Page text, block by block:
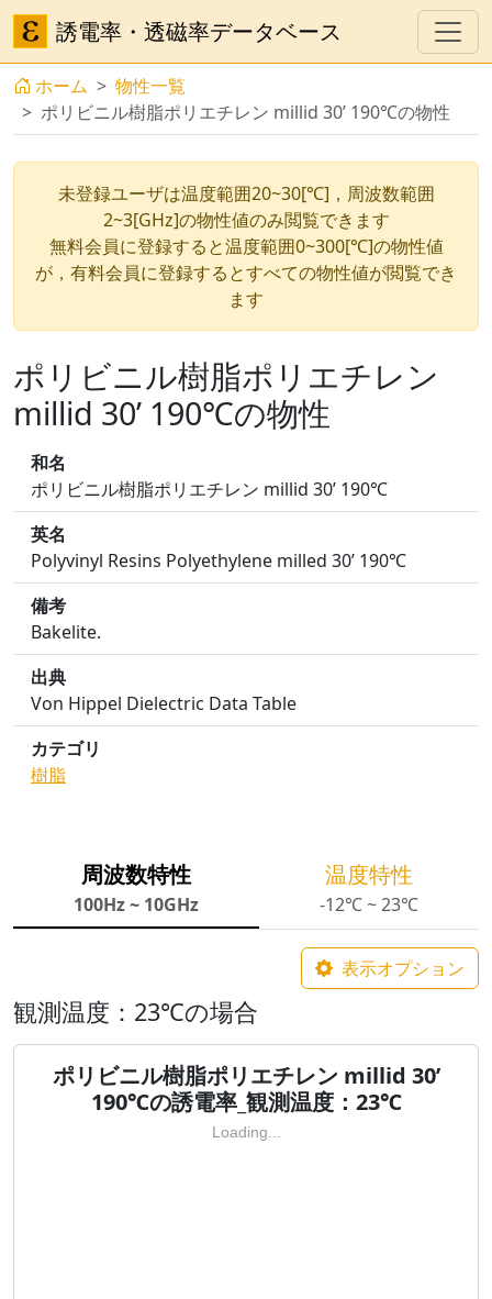
誘電率・透磁率データベース
ホーム
物性一覧
ポリビニル樹脂ポリエチレン millid 30’ 190℃の物性
未登録ユーザは温度範囲20~30[℃]，周波数範囲
2~3[GHz]の物性値のみ閲覧できます
無料会員に登録すると温度範囲0~300[℃]の物性値
が，有料会員に登録するとすべての物性値が閲覧でき
ます
ポリビニル樹脂ポリエチレン
millid 30’ 190℃の物性
和名
ポリビニル樹脂ポリエチレン millid 30’ 190℃
英名
Polyvinyl Resins Polyethylene milled 30’ 190℃
備考
Bakelite.
出典
Von Hippel Dielectric Data Table
カテゴリ
樹脂
周波数特性
100Hz ~ 10GHz
温度特性
-12℃ ~ 23℃
表示オプション
観測温度：23℃の場合
ポリビニル樹脂ポリエチレン millid 30’
190℃の誘電率_観測温度：23℃
Loading...